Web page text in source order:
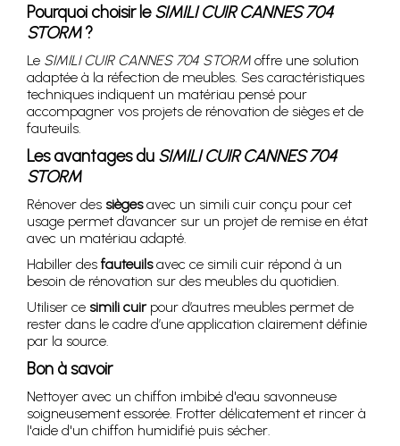
Pourquoi choisir leSIMILI CUIR CANNES 704
STORM?
Le SIMILI CUIR CANNES 704 STORM offre une solution
adaptée à la réfection de meubles. Ses caractéristiques
techniques indiquent un matériau pensé pour
accompagner vos projets de rénovation de sièges et de
fauteuils.
Les avantages du SIMILI CUIR CANNES 704
STORM
Rénover des siègesavec un simili cuir conçu pour cet
usage permet d’avancer sur un projet de remise en état
avec un matériau adapté.
Habiller des fauteuilsavec ce simili cuir répond à un
besoin de rénovation sur des meubles du quotidien.
Utiliser ce simili cuirpour d’autres meubles permet de
rester dans le cadre d’une application clairement définie
par la source.
Bon à savoir
Nettoyer avec un chiffon imbibé d'eau savonneuse
soigneusement essorée. Frotter délicatement et rincer à
l'aide d'un chiffon humidifié puis sécher.